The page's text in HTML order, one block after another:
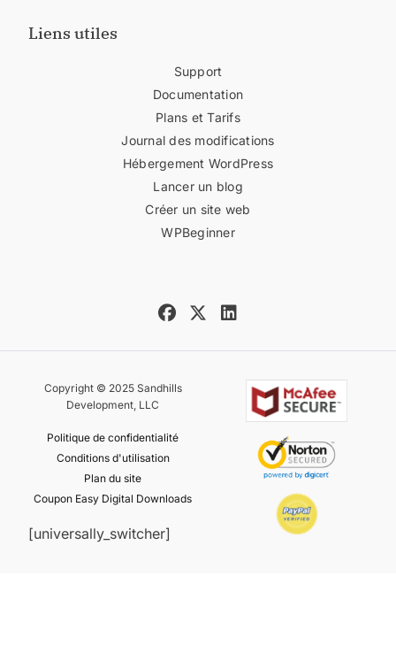
Liens utiles
Support
Documentation
Plans et Tarifs
Journal des modifications
Hébergement WordPress
Lancer un blog
Créer un site web
WPBeginner
Copyright © 2025 Sandhills
Development, LLC
Politique de confidentialité
Conditions d'utilisation
Plan du site
Coupon Easy Digital Downloads
[universally_switcher]